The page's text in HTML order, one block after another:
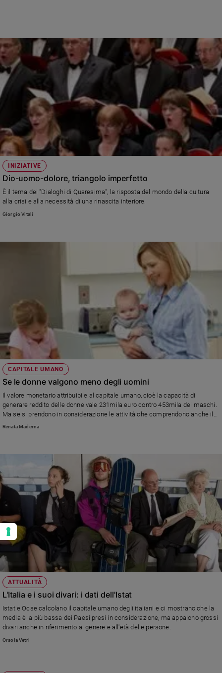
INIZIATIVE
Dio-uomo-dolore, triangolo imperfetto
È il tema dei "Dialoghi di Quaresima", la risposta del mondo della cultura
alla crisi e alla necessità di una rinascita interiore.
Giorgio Vitali
CAPITALE UMANO
Se le donne valgono meno degli uomini
Il valore monetario attribuibile al capitale umano, cioè la capacità di
generare reddito delle donne vale 231mila euro contro 453mila dei maschi.
Ma se si prendono in considerazione le attività che comprendono anche il
lavoro domestico e la cura dei familiari le donne si aggiudicano un valore
Renata Maderna
ATTUALITÀ
L'Italia e i suoi divari: i dati dell'Istat
Istat e Ocse calcolano il capitale umano degli italiani e ci mostrano che la
media è la più bassa dei Paesi presi in considerazione, ma appaiono grossi
divari anche in riferimento al genere e all'età delle persone.
Orsola Vetri